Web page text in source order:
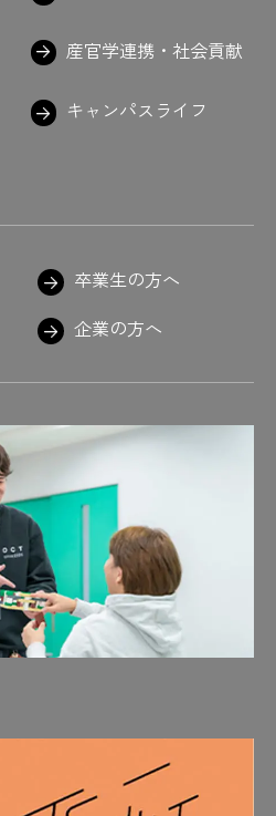
キャンパスライフ
産官学連携・社会貢献
卒業生の方へ
企業の方へ